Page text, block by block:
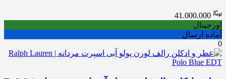
41.000.000
اورجینال
آماده ارسال
0